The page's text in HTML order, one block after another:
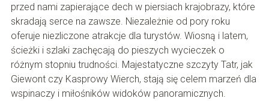
przed nami zapierające dech w piersiach krajobrazy, które
skradają serce na zawsze. Niezależnie od pory roku
oferuje niezliczone atrakcje dla turystów. Wiosną i latem,
ścieżki i szlaki zachęcają do pieszych wycieczek o
różnym stopniu trudności. Majestatyczne szczyty Tatr, jak
Giewont czy Kasprowy Wierch, stają się celem marzeń dla
wspinaczy i miłośników widoków panoramicznych.